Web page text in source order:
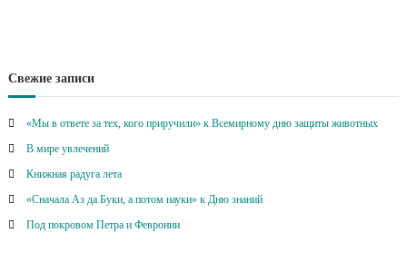
Свежие записи
«Мы в ответе за тех, кого приручили» к Всемирному дню защиты животных
В мире увлечений
Книжная радуга лета
«Сначала Аз да Буки, а потом науки» к Дню знаний
Под покровом Петра и Февронии